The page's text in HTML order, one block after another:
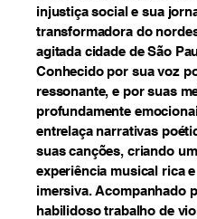
injustiça social e sua
transformadora do
agitada cidade de São
Conhecido por sua voz
ressonante, e por suas
profundamente
entrelaça narrativas
suas canções, criando
experiência musical rica e
imersiva. Acompanhado
habilidoso trabalho de